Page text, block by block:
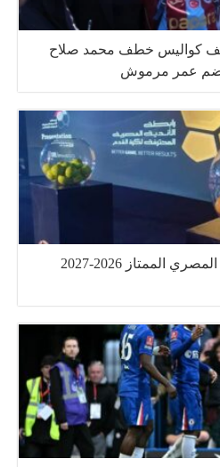
كواليس خطف محمد صلاح
عمر مرموش
اليوم.. إجراء قرعة الدوري المصري الممتاز 2026-2027